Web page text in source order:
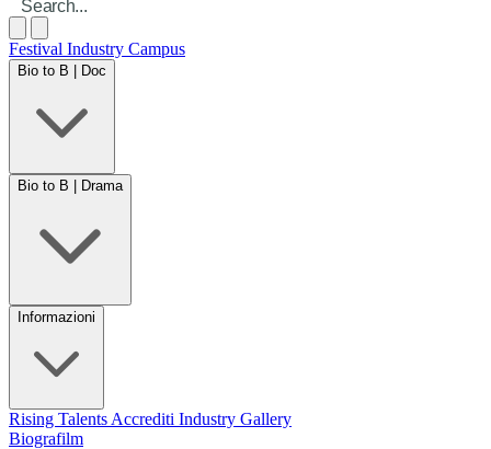
Festival Industry Campus
Bio to B | Doc
Bio to B | Drama
Informazioni
Rising Talents Accrediti Industry Gallery
Biografilm